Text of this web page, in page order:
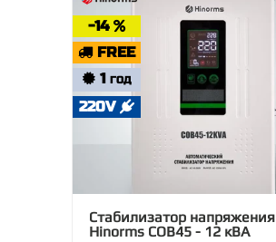
-14
FREE
1 ГОД
220V
Стабилизатор напряжения
Hinorms COB45 - 12 кВА